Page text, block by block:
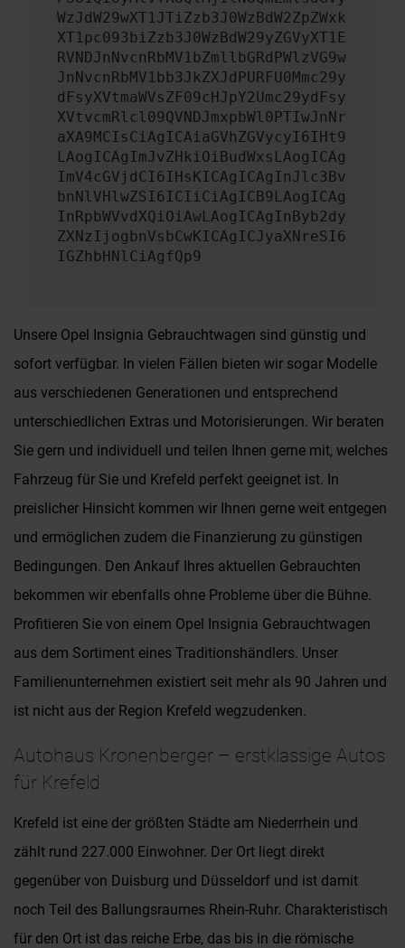
WzJdW29wXT1JTiZzb3J0WzBdW2ZpZWxk
XT1pc093biZzb3J0WzBdW29yZGVyXT1E
RVNDJnNvcnRbMV1bZmllbGRdPWlzVG9w
JnNvcnRbMV1bb3JkZXJdPURFU0Mmc29y
dFsyXVtmaWVsZF09cHJpY2Umc29ydFsy
XVtvcmRlcl09QVNDJmxpbWl0PTIwJnNr
aXA9MCIsCiAgICAiaGVhZGVycyI6IHt9
LAogICAgImJvZHkiOiBudWxsLAogICAg
ImV4cGVjdCI6IHsKICAgICAgInJlc3Bv
bnNlVHlwZSI6ICIiCiAgICB9LAogICAg
InRpbWVvdXQiOiAwLAogICAgInByb2dy
ZXNzIjogbnVsbCwKICAgICJyaXNreSI6
IGZhbHNlCiAgfQp9
Unsere Opel Insignia Gebrauchtwagen sind günstig und
sofort verfügbar. In vielen Fällen bieten wir sogar Modelle
aus verschiedenen Generationen und entsprechend
unterschiedlichen Extras und Motorisierungen. Wir beraten
Sie gern und individuell und teilen Ihnen gerne mit, welches
Fahrzeug für Sie und Krefeld perfekt geeignet ist. In
preislicher Hinsicht kommen wir Ihnen gerne weit entgegen
und ermöglichen zudem die Finanzierung zu günstigen
Bedingungen. Den Ankauf Ihres aktuellen Gebrauchten
bekommen wir ebenfalls ohne Probleme über die Bühne.
Profitieren Sie von einem Opel Insignia Gebrauchtwagen
aus dem Sortiment eines Traditionshändlers. Unser
Familienunternehmen existiert seit mehr als 90 Jahren und
ist nicht aus der Region Krefeld wegzudenken.
Autohaus Kronenberger – erstklassige Autos
für Krefeld
Krefeld ist eine der größten Städte am Niederrhein und
zählt rund 227.000 Einwohner. Der Ort liegt direkt
gegenüber von Duisburg und Düsseldorf und ist damit
noch Teil des Ballungsraumes Rhein-Ruhr. Charakteristisch
für den Ort ist das reiche Erbe, das bis in die römische